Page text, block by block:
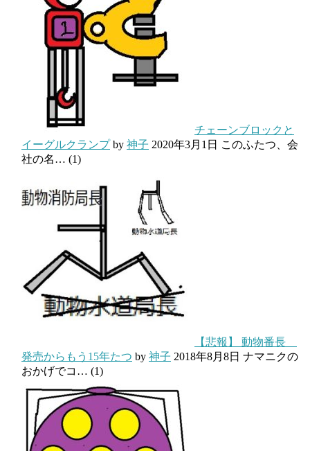
チェーンブロックと
イーグルクランプby 神子 2020年3月1日 このふたつ、会
社の名… (1)
【悲報】 動物番長
発売からもう15年たつ by 神子 2018年8月8日 ナマニクの
おかげでコ… (1)